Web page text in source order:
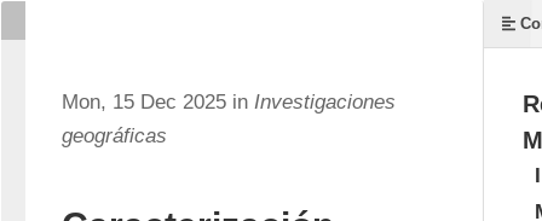
Mon, 15 Dec 2025 in Investigaciones
geográficas